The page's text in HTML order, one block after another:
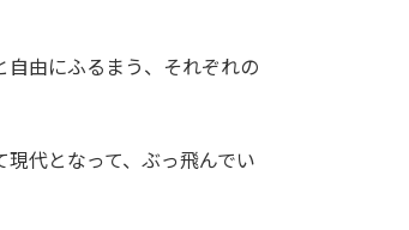
由にふるまう、それぞれの
代となって、ぶっ飛んでい